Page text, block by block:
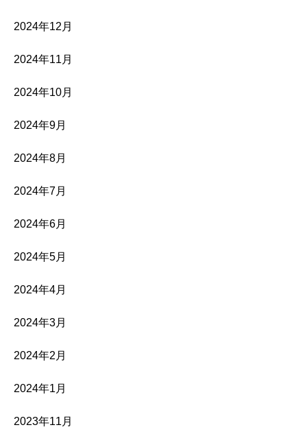
2024年12月
2024年11月
2024年10月
2024年9月
2024年8月
2024年7月
2024年6月
2024年5月
2024年4月
2024年3月
2024年2月
2024年1月
2023年11月